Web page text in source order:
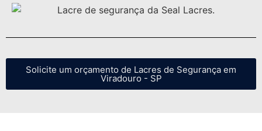
Solicite um orçamento de Lacres de Segurança em
Viradouro - SP